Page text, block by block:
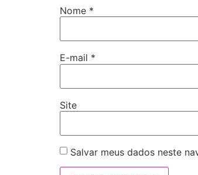
Nome *
E-mail *
Site
Salvar meus dados neste